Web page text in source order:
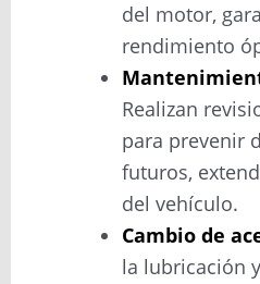
del motor,
rendimiento
Realizan
para prevenir
futuros,
del vehículo.
Cambio de
la lubricación